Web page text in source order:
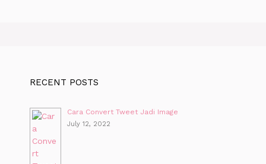
RECENT POSTS
Cara Convert Tweet Jadi Image
July 12, 2022